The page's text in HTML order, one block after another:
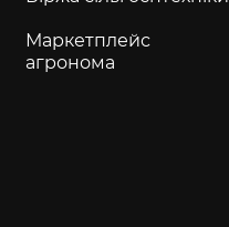
Маркетплейс
агронома